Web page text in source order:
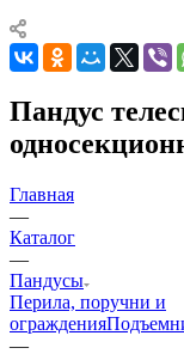
Пандус
Главная
—
Каталог
—
Пандусы
Перила, поручни и
ограждения
—